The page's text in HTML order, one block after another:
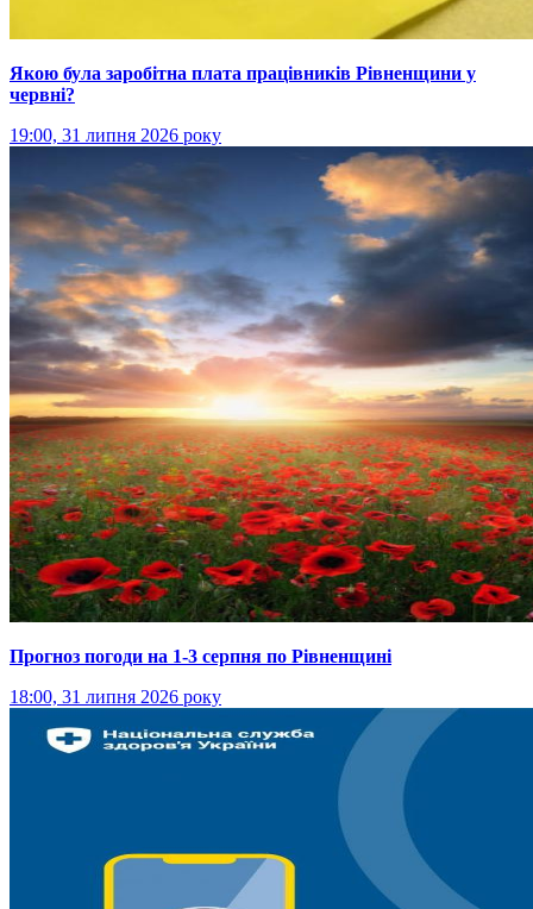
Якою була заробітна плата працівників Рівненщини у
червні?
19:00, 31 липня 2026 року
Прогноз погоди на 1-3 серпня по Рівненщині
18:00, 31 липня 2026 року